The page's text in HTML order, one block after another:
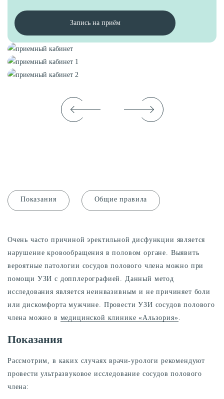
Запись на приём
Показания Общие правила
Очень часто причиной эректильной дисфункции является
нарушение кровообращения в половом органе. Выявить
вероятные патологии сосудов полового члена можно при
помощи УЗИ с допплерографией. Данный метод
исследования является неинвазивным и не причиняет боли
или дискомфорта мужчине. Провести УЗИ сосудов полового
члена можно в медицинской клинике «Альзория».
Показания
Рассмотрим, в каких случаях врачи-урологи рекомендуют
провести ультразвуковое исследование сосудов полового
члена: